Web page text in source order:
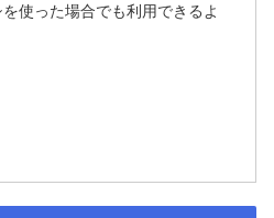
使った場合でも利用できるよ